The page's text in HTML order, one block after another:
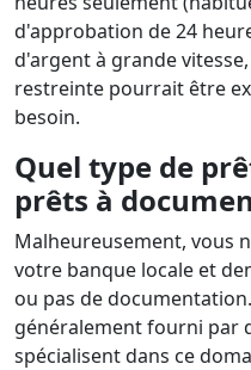
d'approbation de 24
d'argent à grande
restreinte pourrait être
besoin.
Quel type de
prêts à
Malheureusement, vous
votre banque locale et
ou pas de
généralement fourni par
spécialisent dans ce